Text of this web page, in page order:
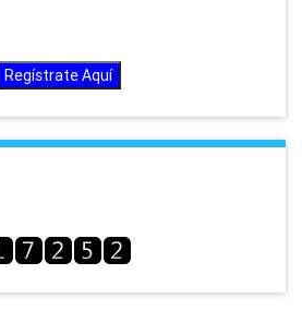
Regístrate Aquí